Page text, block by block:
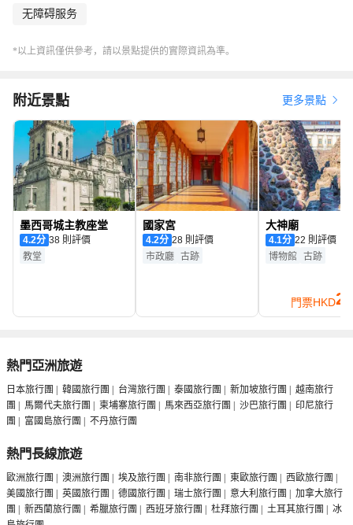
无障碍服务
*以上資訊僅供參考，請以景點提供的實際資訊為準。
附近景點 更多景點
墨西哥城主教座堂
4.2分
38 則評價
教堂
國家宮
4.2分
28 則評價
市政廳 古跡
大神廟
4.1分
22 則評價
博物館
古跡
門票HKD
熱門亞洲旅遊
日本旅行團 | 韓國旅行團 | 台灣旅行團 | 泰國旅行團 | 新加坡旅行團 | 越南旅行
團 | 馬爾代夫旅行團 | 柬埔寨旅行團 | 馬來西亞旅行團 | 沙巴旅行團 | 印尼旅行
團 | 富國島旅行團 | 不丹旅行團
熱門長線旅遊
歐洲旅行團 | 澳洲旅行團 | 埃及旅行團 | 南非旅行團 | 東歐旅行團 | 西歐旅行團 |
美國旅行團 | 英國旅行團 | 德國旅行團 | 瑞士旅行團 | 意大利旅行團 | 加拿大旅行
團 | 新西蘭旅行團 | 希臘旅行團 | 西班牙旅行團 | 杜拜旅行團 | 土耳其旅行團 | 冰